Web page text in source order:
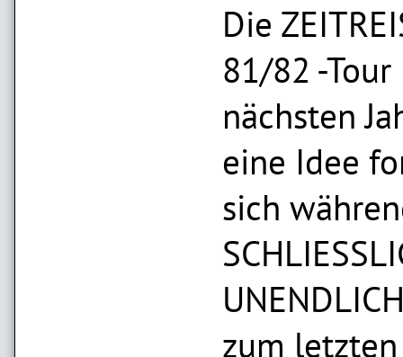
Die
81/82 -
nächsten
eine Idee
sich
zum